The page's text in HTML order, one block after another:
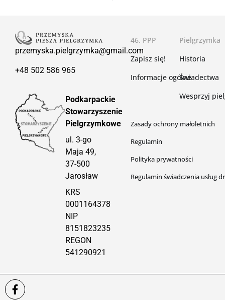
przemyska.pielgrzymka@gmail.com
+48 502 586 965
Podkarpackie
Stowarzyszenie
Pielgrzymkowe
ul. 3-go
Maja 49,
37-500
Jarosław
KRS
0001164378
NIP
8151823235
REGON
541290921
46. PPP
Zapisz się!
Informacje ogólne
Pielgrzymka
Historia
Świadectwa
Wesprzyj
Zasady ochrony małoletnich
Regulamin
Polityka prywatności
Regulamin świadczenia usług